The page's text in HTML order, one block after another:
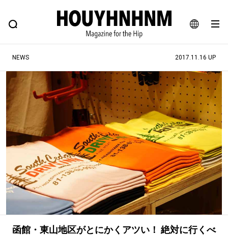
JA
EN
FEATURE BLOG SNAP
ヒップなファッション、カルチャー、ライフスタイルWEBマガジン
#注目のタグ
#SHOPPING ADDICT #憧れの逸品
#ESSENTIAL DESIGNS #古着サミット
#NEW VINTAGE #マイナーグッド図鑑
#路地裏てぃーん。 #MONTHLY JOURNAL
#GH 銘品の所以 #フイナムのYouTube
#Commune H #FOCUS IT #AH.H
#ととけん #FASHION #MUSIC #MOVIE
#LIFESTYLE #SNEAKER #OUTDOOR
NEWS 2017.11.16 UP
函館・東山地区がとにかくアツい！ 絶対に行くべ